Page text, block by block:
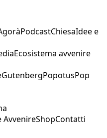
PodcastChiesaIdee e
Ecosistema avvenire
GutenbergPopotusPop
AvvenireShopContatti